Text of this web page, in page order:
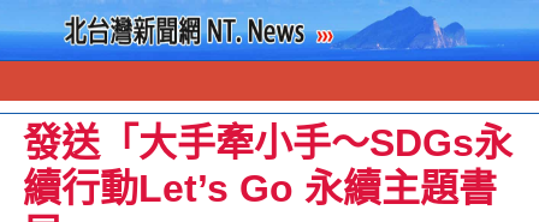
發送「大手牽小手～SDGs永
續行動Let’s Go 永續主題書